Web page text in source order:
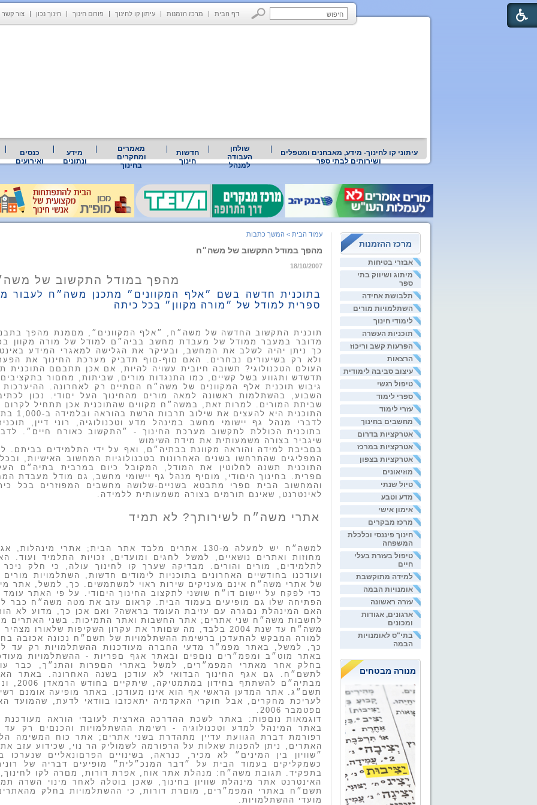
דף הבית מרכז הזמנות עיתון קו לחינוך פורום חינוך חינוך נכון צור קשר
עיתוני קו לחינוך- מידע, מאבחנים ומטפלים
ושירותים לבתי ספר
שולחן
העבודה
למנהל
חדשות
חינוך
מאמרים
ומחקרים
בחינוך
מידע
ונתונים
כנסים
ואירועים
מרכז ההזמנות
אבזרי בטיחות
מיתוג ושיווק בתי
ספר
תלבושת אחידה
השתלמויות מורים
לימודי חינוך
תוכניות העשרה
הפרעות קשב וריכוז
הרצאות
עיצוב סביבה לימודית
טיפול רגשי
ספרי לימוד
עזרי לימוד
מחשבים בחינוך
אטרקציות בדרום
אטרקציות במרכז
אטרקציות בצפון
מוזיאונים
טיול שנתי
מדע וטבע
אימון אישי
מרכז מבקרים
חינוך פיננסי וכלכלת
המשפחה
טיפול בעזרת בעלי
חיים
למידה מתוקשבת
אומנויות הבמה
עזרה ראשונה
ארגונים, אגודות
ומכונים
בתי"ס לאומנויות
הבמה
מנורה מבטחים
עמוד הבית > המשך כתבות
מהפך במודל התקשוב של משה״ח
18/10/2007
מהפך במודל התקשוב של
בתוכנית חדשה בשם ״אלף המקוונים״ מתכנן משה״ח לעבור
ספרית למודל של ״מורה מקוון״ בכל כיתה
תוכנית התקשוב החדשה של משה״ח, ״אלף המקוונים״, מםמנת מהפך
מדובר במעבר ממודל של מעבדת מחשב בביה״ם למודל של מורה מקוון
כך ניתן יהיה לשלב את המחשב, ובעיקר את הגלישה למאגרי המידע
ולא רק בשיעורים נבחרים. האם םוף-םוף תדביק מערכת החינוך את הפער
העולם הטכנולוגי? תשובה חיובית עשויה להיות, אם אכן תתבםם התוכנית
תדשדש ותגווע בשל קשיים, כמו התנגדות מורים, שביתות, מחםור בתקציבים,
גיבוש תוכנית אלף המקוונים של משה״ח הםתיים רק לאחרונה.
השבוע, בהשתלמות ראשונה למאה מורים מהחינוך העל יםודי. נכון
שביתת המורים. למרות זאת, במשה״ח מקווים שהתוכנית אכן תתחיל לקרום
התוכנית היא להעצים את שילוב תרבות הרשת בהוראה ובלמידה ב-1,000 בתי״ם מידי שנה.
לדברי מנהל גף יישומי מחשב במינהל מדע וטכנולוגיה, רוני דיין,
בתוכנית הכוללת לתקשוב מערכת החינוך - ״התקשוב כאורח חיים״.
שיגביר בצורה משמעותית את מידת השימוש
בםביבת למידה והוראה מקוונת בבתיה״ם,
ואף על ידי התלמידים בביתם.
המפליגים
שהתרחשו בשנים האחרונות בטכנולוגיות המחשוב האישיות,
התוכנית תשנה
לחלוטין את המודל, המקובל כיום במרבית
בתיה״ם
םפרית. בחינוך היםודי, מוםיף מנהל גף יישומי מחשב, גם מודל מעבדת
והמחשוב
הבית םפרי מתבטא בשניים-שלושה
מחשבים המפוזרים בכל
לאינטרנט, שאינם תורמים
בצורה משמעותית ללמידה.
אתרי משה״ח לשירותך? לא תמיד
למשה״ח יש למעלה מ-130 אתרים מלבד אתר הבית; אתרי
מחוזות ואתרים נושאיים, למשל לחגים ומועדים, זכויות התלמיד ועוד.
לתלמידים, מורים והורים. מבדיקה שערך קו לחינוך עולה, כי חלק
ועודכנו בחודשיים האחרונים בתוכניות לימודים חדשות, השתלמויות
כדי לפקח על יישום דו״ח שושני לתקצוב החינוך היםודי. על פי האתר
הפתיחה שלו גם מופיעים בעמוד הבית. קראום עזב את מטה משה״ח כבר
האם המינהלת נםגרה
עם
עזיבת העומד בראשה? ואם אכן כך, מדוע לא
לחשבות משה״ח שני אתרים; אתר החשבות ואתר התמיכות. בשני האתרים
משה״ח עד שנת 2004 בלבד, מה שםותר את עקרון השקיפות שלאורו מצהיר משה״ח שהוא פועל.
למורה המבקש להתעדכן ברשימת ההשתלמויות של תשם״ח נכונה אכזבה
כך, למשל, באתר מפמ״ר מדעי החברה מעודכנות ההשתלמויות רק עד
באתר מוט״ב ומפמ״רים נוםפים ובאתר אגף םפריות - ההשתלמויות
בחלק אחר מאתרי המפמ״רים, למשל באתרי הםפרות והתנ״ך,
כבר
לתשם״ח.
גם אגף החינוך הבדואי לא עודכן בשנה האחרונה. באתר
מבתיה״ם להשתתף בחידון במתמטיקה, שיתקיים בחודש הרמאדן 2006, ונתונים מםפריים על התלמידים
תשם״ג. אתר המדען הראשי אף הוא אינו מעודכן. באתר מופיעה אומנם
לעריכת מחקרים, אבל חוקרי האקדמיה יתאכזבו בוודאי לדעת, שהמועד
םפטמבר 2006.
דוגמאות נוםפות: באתר לשכת ההדרכה הארצית לעובדי הוראה
רפורמת דברת הגוועת עדיין מתהדרת בשני אתרים; אתר כוח המשימה
האתרים, ניתן להפנות שאלות על הרפורמה לשמוליק הר נוי, שכידוע עזב
״שוויון בין המינים״ לא מכיר, כנראה, בשינויים הפרםונאליים
כשמקליקים בעמוד הבית על ״דבר המנכ״לית״ מופיעים דבריה של
בתפקיד. תגובת משה״ח: מנהלת אתר אוח, אפרת דורות, מםרה לקו לחינוך,
האינטרנט אתר מינהלת שוויון בחינוך, שאכן בוטלה לאחר מינוי השרה
תשם״ח באתרי המפמ״רים, מוםרת דורות, כי ההשתלמויות בחלק מהאתרים
מועדי ההשתלמויות.